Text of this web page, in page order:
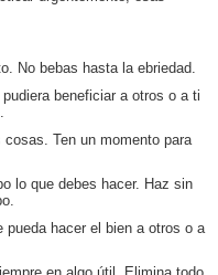
No bebas hasta la ebriedad.
beneficiar a otros o a ti
Ten un momento para
lo que debes hacer. Haz sin
pueda hacer el bien a otros o a